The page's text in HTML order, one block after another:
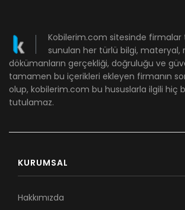
Kobilerim.com sitesinde firmalar
sunulan her türlü bilgi, materyal,
dökümanların gerçekliği, doğruluğu ve
tamamen bu içerikleri ekleyen firmanın
olup, kobilerim.com bu hususlarla ilgili hiç
tutulamaz.
KURUMSAL
Hakkımızda